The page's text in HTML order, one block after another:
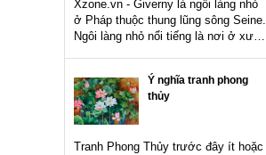
Xzone.vn - Giverny là ngôi làng nhỏ
ở Pháp thuộc thung lũng sông Seine.
Ngôi làng nhỏ nổi tiếng là nơi ở xưa
Ý nghĩa tranh phong
thủy
Tranh Phong Thủy trước đây ít hoặc